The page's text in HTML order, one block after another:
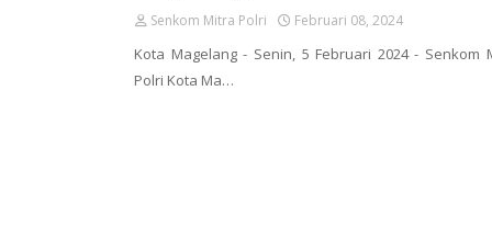
Senkom Mitra Polri Februari 08, 2024
Kota Magelang - Senin, 5 Februari 2024 - Senkom
Polri Kota Ma…